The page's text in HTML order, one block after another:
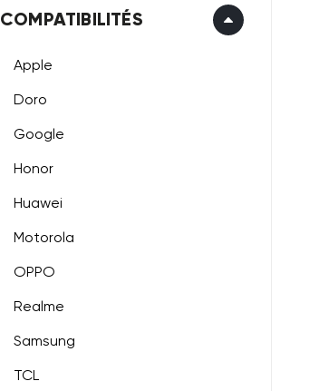
COMPATIBILITÉS
Apple
Doro
Google
Honor
Huawei
Motorola
OPPO
Realme
Samsung
TCL